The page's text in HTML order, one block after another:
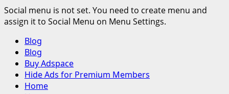
Social menu is not set. You need to create menu and
assign it to Social Menu on Menu Settings.
Primary
Menu
Blog
Blog
Buy Adspace
Hide Ads for Premium Members
Home